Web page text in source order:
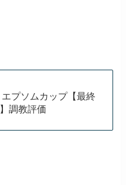
エプソムカップ【最終
調教評価